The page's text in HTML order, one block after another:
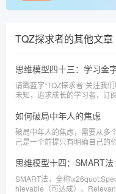
TQZ探求者的其他文章
思维模型四十三：学习金
请戳蓝字“TQZ探求者”关注
未知，追求成长的学习者，订
如何破局中年人的焦虑
破局中年人的焦虑，需要从多
己是一个前提只有明确自己的
可以得到身边人的关爱，释放
基础
思维模型十四：SMART法
SMART法，全称
hievable（可达成）、